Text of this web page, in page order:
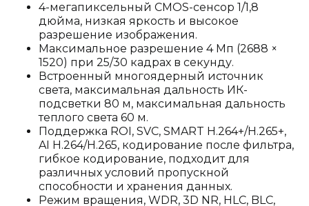
4-мегапиксельный CMOS-сенсор 1/1,8
дюйма, низкая яркость и высокое
разрешение изображения.
Максимальное разрешение 4 Мп (2688 ×
1520) при 25/30 кадрах в секунду.
Встроенный многоядерный источник
света, максимальная дальность ИК-
подсветки 80 м, максимальная дальность
теплого света 60 м.
Поддержка ROI, SVC, SMART H.264+/H.265+,
AI H.264/H.265, кодирование после фильтра,
гибкое кодирование, подходит для
различных условий пропускной
способности и хранения данных.
Режим вращения, WDR, 3D NR, HLC, BLC,